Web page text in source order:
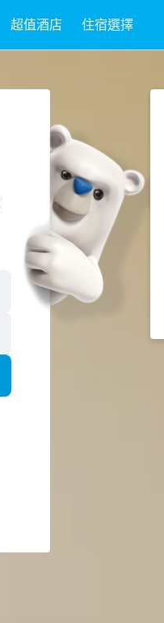
超值酒店 住宿選擇